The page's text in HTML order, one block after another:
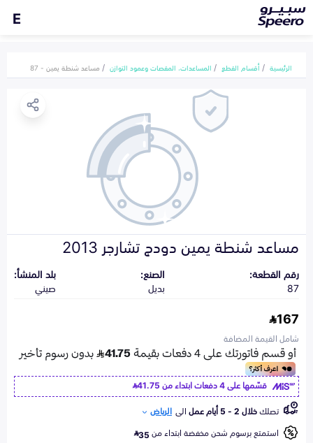
E
الرئيسية أقسام القطع المساعدات، المقصات وعمود التوازن مساعد شنطة يمين - 87
مساعد شنطة يمين دودج تشارجر 2013
رقم القطعة:
87
الصنع:
بديل
بلد المنشأ:
صيني
167
شامل القيمة المضافة
قسّمها على 4 دفعات ابتداء من
41.75
تصلكخلال 2 - 5 أيام عمل الى الرياض
استمتع برسوم شحن مخفضة ابتداء من35